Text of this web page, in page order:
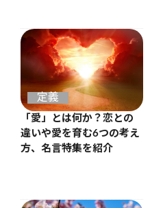
定義
「愛」とは何か？恋との
違いや愛を育む6つの考え
方、名言特集を紹介